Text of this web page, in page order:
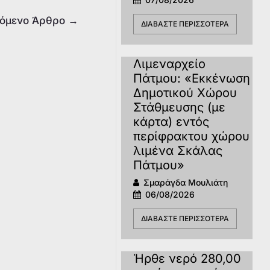
Άρθρο → ΔΙΑΒΆΣΤΕ ΠΕΡΙΣΣΌΤΕΡΑ
Λιμεναρχείο
Πάτμου: «Εκκένωση
Δημοτικού Χώρου
Στάθμευσης (με
κάρτα) εντός
περίφρακτου χώρου
λιμένα Σκάλας
Πάτμου»
Σμαράγδα Μουλιάτη
06/08/2026
ΔΙΑΒΆΣΤΕ ΠΕΡΙΣΣΌΤΕΡΑ
Ήρθε νερό 280,00